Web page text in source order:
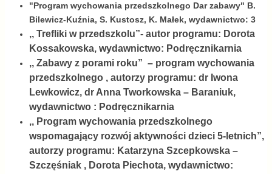
"Program wychowania przedszkolnego Dar zabawy" B.
Bilewicz-Kuźnia, S. Kustosz, K. Małek, wydawnictwo: 3
,, Trefliki w przedszkolu”- autor programu: Dorota
Kossakowska, wydawnictwo: Podręcznikarnia
,, Zabawy z porami roku” – program wychowania
przedszkolnego , autorzy programu: dr Iwona
Lewkowicz, dr Anna Tworkowska – Baraniuk,
wydawnictwo : Podręcznikarnia
,, Program wychowania przedszkolnego
wspomagający rozwój aktywności dzieci 5-letnich”,
autorzy programu: Katarzyna Szcepkowska –
Szczęśniak , Dorota Piechota, wydawnictwo: